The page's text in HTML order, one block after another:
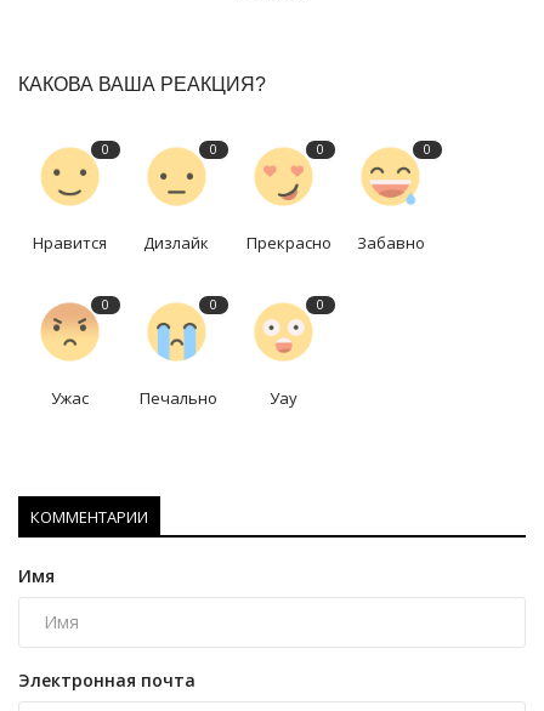
КАКОВА ВАША РЕАКЦИЯ?
0
Нравится
0
Дизлайк
0
Прекрасно
0
Забавно
0
Ужас
0
Печально
0
Уау
КОММЕНТАРИИ
Имя
Электронная почта